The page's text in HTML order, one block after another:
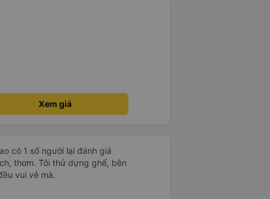
Xem giá
có 1 số người lại đánh giá
vui vẻ mà.